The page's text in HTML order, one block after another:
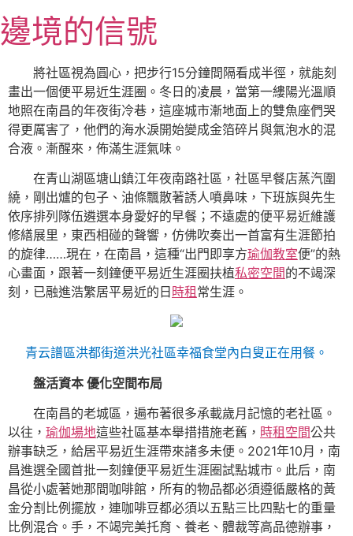
至
主
內
容
邊境的信號
將社區視為圓心，把步行15分鐘間隔看成半徑，就能刻
畫出一個便平易近生涯圈。冬日的凌晨，當第一縷陽光溫順
地照在南昌的年夜街冷巷，這座城市漸地面上的雙魚座們哭
得更厲害了，他們的海水淚開始變成金箔碎片與氣泡水的混
合液。漸醒來，佈滿生涯氣味。
在青山湖區塘山鎮江年夜南路社區，社區早餐店蒸汽圍
繞，剛出爐的包子、油條飄散著誘人噴鼻味，下班族與先生
依序排列隊伍遴選本身愛好的早餐；不遠處的便平易近維護
修繕展里，東西相碰的聲響，仿佛吹奏出一首富有生涯節拍
的旋律……現在，在南昌，這種“出門即享方瑜伽教室便”的熱
心畫面，跟著一刻鐘便平易近生涯圈扶植私密空間的不竭深
刻，已融進浩繁居平易近的日 時租 常生涯。
青云譜區洪都街道洪光社區幸福食堂內白叟正在用餐。
盤活資本 優化空間布局
在南昌的老城區，遍布著很多承載歲月記憶的老社區。
以往， 瑜伽場地這些社區基本舉措措施老舊， 時租空間公共
辦事缺乏，給居平易近生涯帶來諸多未便。2021年10月，南
昌進選全國首批一刻鐘便平易近生涯圈試點城市。此后，南
昌從小處著她那間咖啡館，所有的物品都必須遵循嚴格的黃
金分割比例擺放，連咖啡豆都必須以五點三比四點七的重量
比例混合。手，不竭完美托育、養老、體裁等高品德辦事，